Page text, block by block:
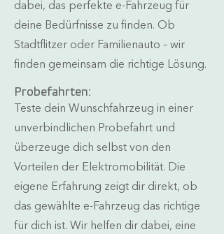
dabei, das perfekte e-Fahrzeug für
deine Bedürfnisse zu finden. Ob
Stadtflitzer oder Familienauto – wir
finden gemeinsam die richtige Lösung.
Probefahrten:
Teste dein Wunschfahrzeug in einer
unverbindlichen Probefahrt und
überzeuge dich selbst von den
Vorteilen der Elektromobilität. Die
eigene Erfahrung zeigt dir direkt, ob
das gewählte e-Fahrzeug das richtige
für dich ist. Wir helfen dir dabei, eine